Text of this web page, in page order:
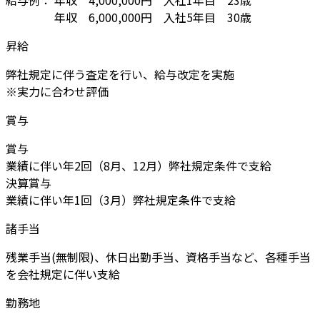
年収 6,000,000円 入社5年目 30歳
昇給
弊社規定に伴う査定を行い、給与改定を実施
※実力に合わせ評価
賞与
賞与
業績に伴い年2回（8月、12月）弊社規定条件で支給
決算賞与
業績に伴い年1回（3月）弊社規定条件で支給
諸手当
残業手当(無制限)、休日出勤手当、資格手当など、各種手当
を会社規定に伴い支給
勤務地